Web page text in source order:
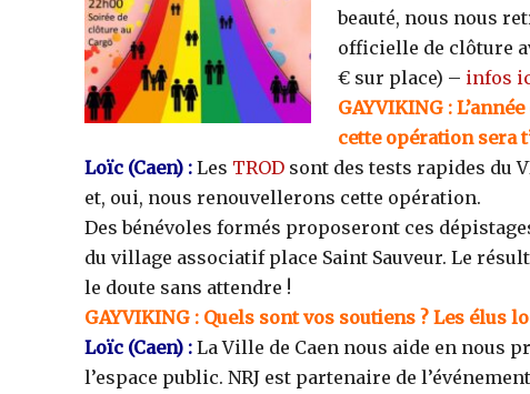
beauté, nous nous
officielle de clôture
€ sur place) – infos
GAYVIKING :
cette opération sera
Loïc (Caen) : Les TROD sont des tests rapides du
et, oui, nous renouvellerons cette opération.
Des bénévoles formés proposeront ces
du village associatif place Saint Sauveur. Le
le doute sans attendre !
GAYVIKING : Quels sont vos soutiens ? Les élus
Loïc (Caen) : La Ville de Caen nous aide en nous
l’espace public. NRJ est partenaire de